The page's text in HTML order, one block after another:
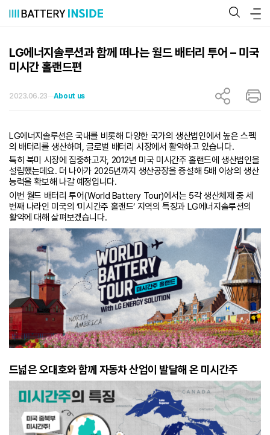
츠
LG에너지솔루션과 함께 떠나는 월드 배터리 투어 – 미국
미시간 홀랜드편
2023.06.23 About us
LG에너지솔루션은 국내를 비롯해 다양한 국가의 생산법인에서 높은 스펙
의 배터리를 생산하며, 글로벌 배터리 시장에서 활약하고 있습니다.
특히 북미 시장에 집중하고자, 2012년 미국 미시간주 홀랜드에 생산법인을
설립했는데요. 더 나아가 2025년까지 생산공장을 증설해 5배 이상의 생산
능력을 확보해 나갈 예정입니다.
이번 월드 배터리 투어(World Battery Tour)에서는 5각 생산체제 중 세
번째 나라인 미국의 ‘미시간주 홀랜드’ 지역의 특징과 LG에너지솔루션의
활약에 대해 살펴보겠습니다.
드넓은 오대호와 함께 자동차 산업이 발달해 온 미시간주